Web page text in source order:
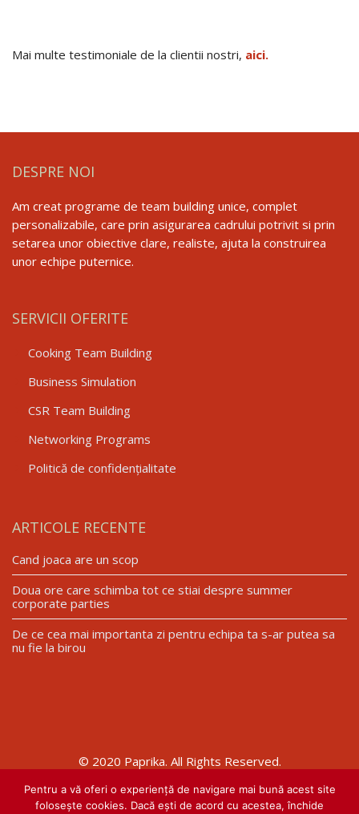
Mai multe testimoniale de la clientii nostri, aici.
DESPRE NOI
Am creat programe de team building unice, complet
personalizabile, care prin asigurarea cadrului potrivit si prin
setarea unor obiective clare, realiste, ajuta la construirea
unor echipe puternice.
SERVICII OFERITE
Cooking Team Building
Business Simulation
CSR Team Building
Networking Programs
Politică de confidențialitate
ARTICOLE RECENTE
Cand joaca are un scop
Doua ore care schimba tot ce stiai despre summer
corporate parties
De ce cea mai importanta zi pentru echipa ta s-ar putea sa
nu fie la birou
© 2020 Paprika. All Rights Reserved.
Pentru a vă oferi o experiență de navigare mai bună acest site
folosește cookies. Dacă ești de acord cu acestea, închide